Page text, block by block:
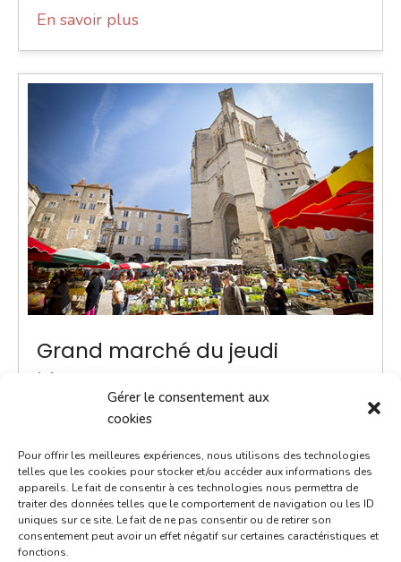
Gérer le consentement aux
cookies
Pour offrir les meilleures expériences, nous utilisons des technologies
telles que les cookies pour stocker et/ou accéder aux informations des
appareils. Le fait de consentir à ces technologies nous permettra de
traiter des données telles que le comportement de navigation ou les ID
uniques sur ce site. Le fait de ne pas consentir ou de retirer son
consentement peut avoir un effet négatif sur certaines caractéristiques et
fonctions.
En savoir plus
Grand marché du jeudi
8h00 - 13h00
Marchés
ACTUALITÉ - Une navette Bastibus gratuite pour le
marché Chaque jeudi jusqu’à septembre, une navette